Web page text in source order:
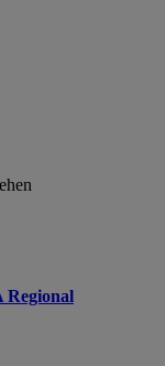
Regional